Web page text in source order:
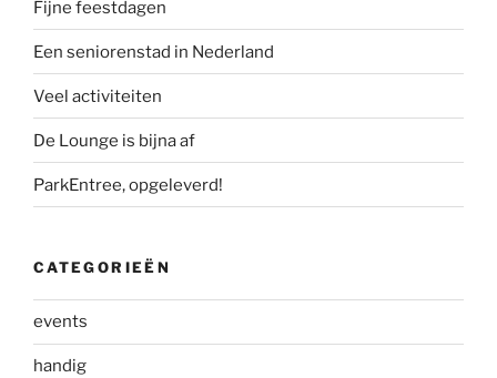
Fijne feestdagen
Een seniorenstad in Nederland
Veel activiteiten
De Lounge is bijna af
ParkEntree, opgeleverd!
CATEGORIEËN
events
handig